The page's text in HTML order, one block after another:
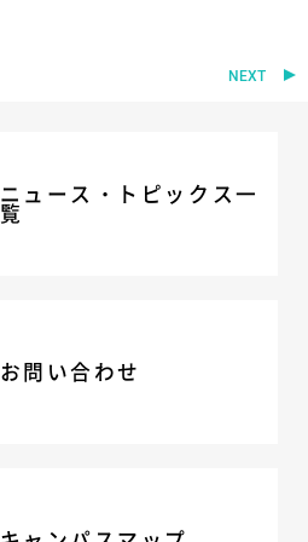
NEXT
ニュース・トピックス一
覧
お問い合わせ